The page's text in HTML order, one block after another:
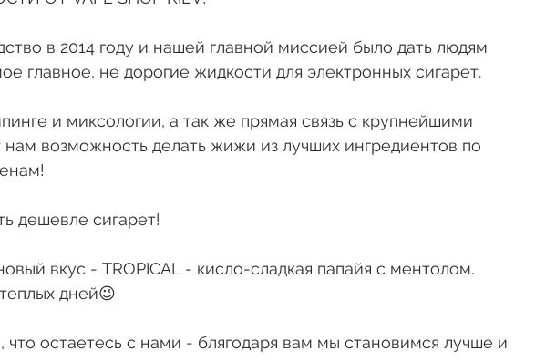
в 2014 году и нашей главной миссией было дать людям
главное, не дорогие жидкости для электронных сигарет.
и миксологии, а так же прямая связь с крупнейшими
возможность делать жижи из лучших ингредиентов по
дешевле сигарет!
вкус - TROPICAL - кисло-сладкая папайя с ментолом.
дней😉
что остаетесь с нами - блягодаря вам мы становимся лучше и